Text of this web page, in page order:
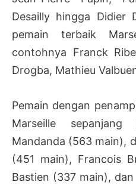
Desailly hingga Didier
pemain terbaik
contohnya Franck
Drogba, Mathieu
Pemain dengan
Marseille
Mandanda (563 main),
(451 main), Francois
Bastien (337 main),